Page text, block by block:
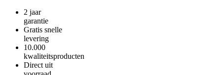
2 jaar
garantie
Gratis snelle
levering
10.000
kwaliteitsproducten
Direct uit